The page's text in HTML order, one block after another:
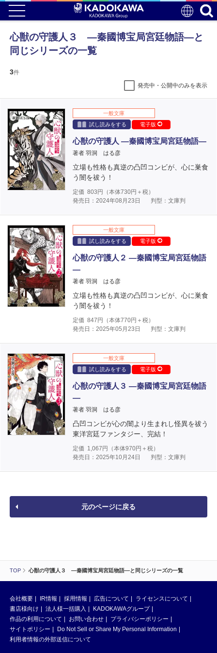
TOP 心獣の守護人３ ―秦國博宝局宮廷物語―と同じシリーズの一覧
心獣の守護人３ ―秦國博宝局宮廷物語―と
同じシリーズの一覧
3件
発売中・公開中のみを表示
一般文庫
試し読みをする
電子版
心獣の守護人 ―秦國博宝局宮廷物語―
著者 羽洞 はる彦
立場も性格も真逆の凸凹コンビが、心に巣食
う闇を祓う！
定価 803 円（本体730円＋税）
発売日：2024年08月23日
判型：文庫判
一般文庫
試し読みをする
電子版
心獣の守護人２ ―秦國博宝局宮廷物語
―
著者 羽洞 はる彦
立場も性格も真逆の凸凹コンビが、心に巣食
う闇を祓う！
定価 847 円（本体770円＋税）
発売日：2025年05月23日
判型：文庫判
一般文庫
試し読みをする
電子版
心獣の守護人３ ―秦國博宝局宮廷物語
―
著者 羽洞 はる彦
凸凹コンビが心の闇より生まれし怪異を祓う
東洋宮廷ファンタジー、完結！
定価 1,067 円（本体970円＋税）
発売日：2025年10月24日
判型：文庫判
元のページに戻る
会社概要 IR情報 採用情報 広告について
ライセンスについて
書店様向け
法人様一括購入
KADOKAWAグループ
作品の利用について
お問い合わせ
プライバシーポリシー
サイトポリシー
Do Not Sell or Share My Personal Information
利用者情報の外部送信について